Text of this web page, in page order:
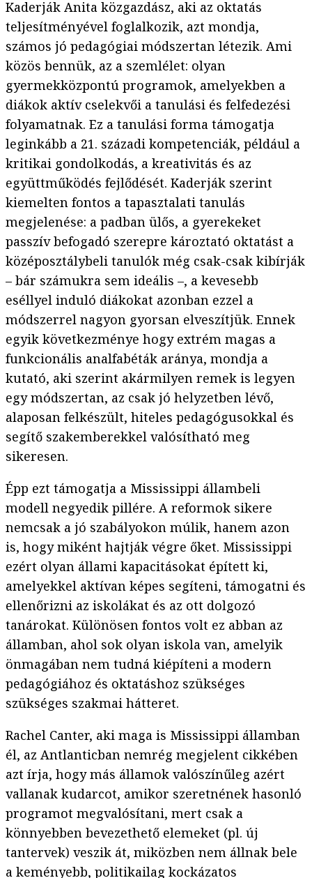
Kaderják Anita közgazdász, aki az oktatás
teljesítményével foglalkozik, azt mondja,
számos jó pedagógiai módszertan létezik. Ami
közös bennük, az a szemlélet: olyan
gyermekközpontú programok, amelyekben a
diákok aktív cselekvői a tanulási és felfedezési
folyamatnak. Ez a tanulási forma támogatja
leginkább a 21. századi kompetenciák, például a
kritikai gondolkodás, a kreativitás és az
együttműködés fejlődését. Kaderják szerint
kiemelten fontos a tapasztalati tanulás
megjelenése: a padban ülős, a gyerekeket
passzív befogadó szerepre károztató oktatást a
középosztálybeli tanulók még csak-csak kibírják
– bár számukra sem ideális –, a kevesebb
eséllyel induló diákokat azonban ezzel a
módszerrel nagyon gyorsan elveszítjük. Ennek
egyik következménye hogy extrém magas a
funkcionális analfabéták aránya, mondja a
kutató, aki szerint akármilyen remek is legyen
egy módszertan, az csak jó helyzetben lévő,
alaposan felkészült, hiteles pedagógusokkal és
segítő szakemberekkel valósítható meg
sikeresen.
Épp ezt támogatja a Mississippi állambeli
modell negyedik pillére. A reformok sikere
nemcsak a jó szabályokon múlik, hanem azon
is, hogy miként hajtják végre őket. Mississippi
ezért olyan állami kapacitásokat épített ki,
amelyekkel aktívan képes segíteni, támogatni és
ellenőrizni az iskolákat és az ott dolgozó
tanárokat. Különösen fontos volt ez abban az
államban, ahol sok olyan iskola van, amelyik
önmagában nem tudná kiépíteni a modern
pedagógiához és oktatáshoz szükséges
szükséges szakmai hátteret.
Rachel Canter, aki maga is Mississippi államban
él, az Antlanticban nemrég megjelent cikkében
azt írja, hogy más államok valószínűleg azért
vallanak kudarcot, amikor szeretnének hasonló
programot megvalósítani, mert csak a
könnyebben bevezethető elemeket (pl. új
tantervek) veszik át, miközben nem állnak bele
a keményebb, politikailag kockázatos